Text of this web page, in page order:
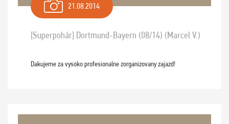
21.08.2014
[Superpohár] Dortmund-Bayern (08/14) (Marcel V.)
Dakujeme za vysoko profesionalne zorganizovany zajazd!